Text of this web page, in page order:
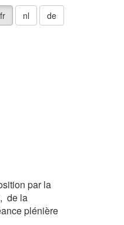
fr nl de
par la
de la
plénière